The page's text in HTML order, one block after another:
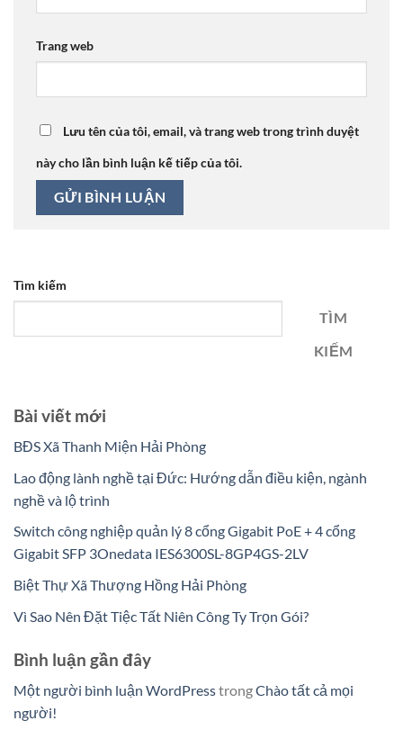
Trang web
Lưu tên của tôi, email, và trang web trong trình duyệt
này cho lần bình luận kế tiếp của tôi.
Tìm kiếm
TÌM
KIẾM
Bài viết mới
BĐS Xã Thanh Miện Hải Phòng
Lao động lành nghề tại Đức: Hướng dẫn điều kiện, ngành
nghề và lộ trình
Switch công nghiệp quản lý 8 cổng Gigabit PoE + 4 cổng
Gigabit SFP 3Onedata IES6300SL-8GP4GS-2LV
Biệt Thự Xã Thượng Hồng Hải Phòng
Vì Sao Nên Đặt Tiệc Tất Niên Công Ty Trọn Gói?
Bình luận gần đây
Một người bình luận WordPresstrongChào tất cả mọi
người!